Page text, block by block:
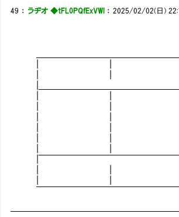
49 ：ラヂオ ◆tFL0PQfExVWl ：2025/02/02(日)
|￣￣￣￣￣￣￣￣￣￣￣￣￣￣￣
￣￣￣￣￣￣￣￣￣￣￣￣￣￣￣￣